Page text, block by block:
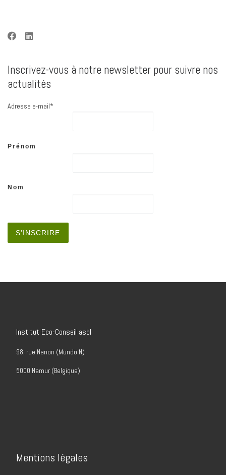
Inscrivez-vous à notre newsletter pour suivre nos
actualités
Adresse e-mail*
Prénom
Nom
Institut Eco-Conseil asbl
98, rue Nanon (Mundo N)
5000 Namur (Belgique)
Mentions légales